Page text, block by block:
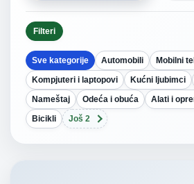
Filteri
Sve kategorije Automobili
Mobilni
Kompjuteri i laptopovi
Kućni ljubimci
Nameštaj
Odeća i obuća Alati i
Bicikli
Još 2